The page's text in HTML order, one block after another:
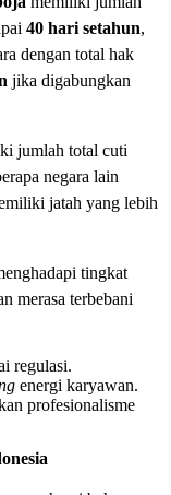
40 hari setahun,
dengan total hak
jika digabungkan
jumlah total cuti
negara lain
jatah yang lebih
tingkat
merasa terbebani
regulasi.
energi karyawan.
profesionalisme